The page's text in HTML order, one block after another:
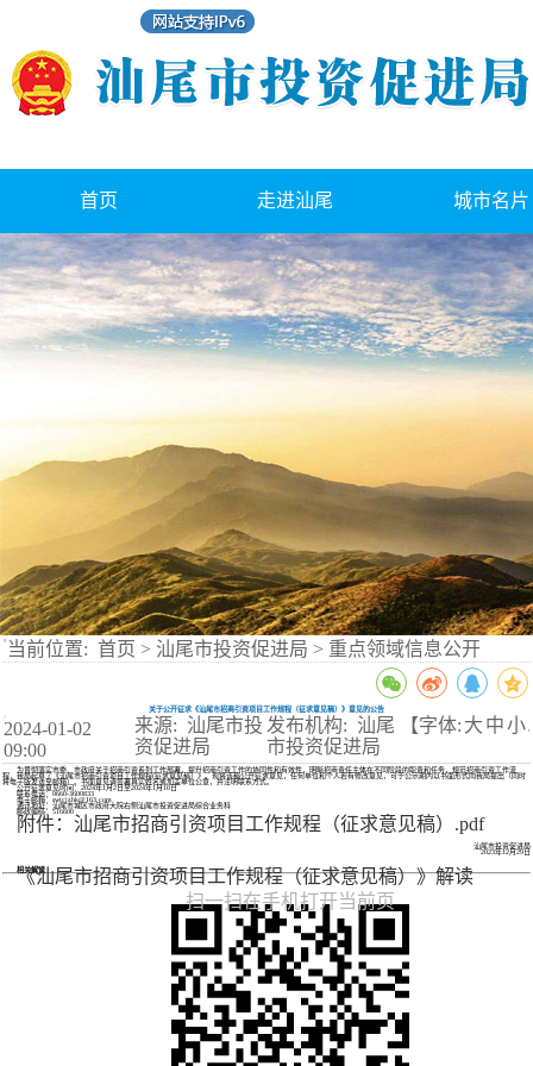
首页 走进汕尾 城市名片
当前位置: 首页 > 汕尾市投资促进局 > 重点领域信息公开
关于公开征求《汕尾市招商引资项目工作规程（征求意见稿）》意见的公告
2024-01-02
09:00
来源: 汕尾市投
资促进局
发布机构: 汕尾
市投资促进局
【字体: 大 中小
为贯彻落实市委、市政府关于招商引资系列工作部署，提升招商引资工作的协同性和有效性，明晰招商责任主体在不同阶段的职责和任务，规范招商引资工作流
程，我局起草了《汕尾市招商引资项目工作规程(征求意见稿）》。现将该稿公开征求意见，任何单位和个人若有修改意见，可于公示期内以书面形式向我局提出（同时
将电子版发送至邮箱）。书面意见请签署真实姓名或加盖单位公章，并注明联系方式。
公开征求意见时间：2024年1月2日至2024年1月10日
联系电话：0660-3600833
电子邮箱：swtcjzhk@163.com
通讯地址：汕尾市城区市政府大院右侧汕尾市投资促进局综合业务科
邮政编码：516600
附件：汕尾市招商引资项目工作规程（征求意见稿）.pdf
汕尾市投资促进局
2023年12月29日
相关解读
《汕尾市招商引资项目工作规程（征求意见稿）》解读
扫一扫在手机打开当前页